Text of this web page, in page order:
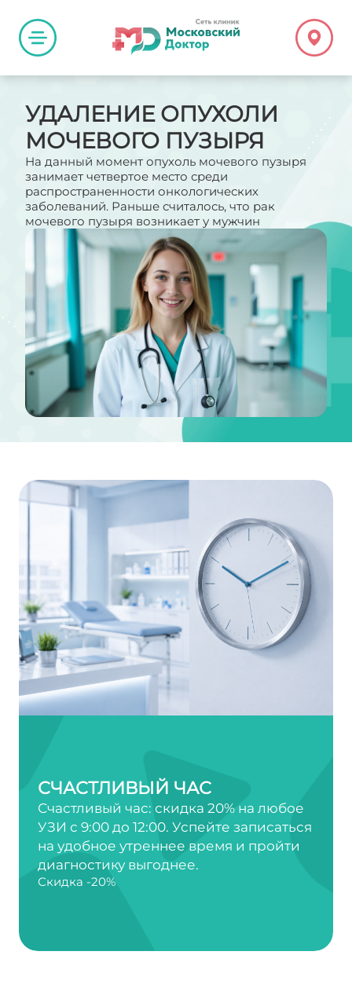
УДАЛЕНИЕ ОПУХОЛИ
МОЧЕВОГО ПУЗЫРЯ
На данный момент опухоль мочевого пузыря
занимает четвертое место среди
распространенности онкологических
заболеваний. Раньше считалось, что рак
мочевого пузыря возникает у мужчин
СЧАСТЛИВЫЙ ЧАС
Счастливый час: скидка 20% на любое
УЗИ с 9:00 до 12:00. Успейте записаться
на удобное утреннее время и пройти
диагностику выгоднее.
Скидка -20%